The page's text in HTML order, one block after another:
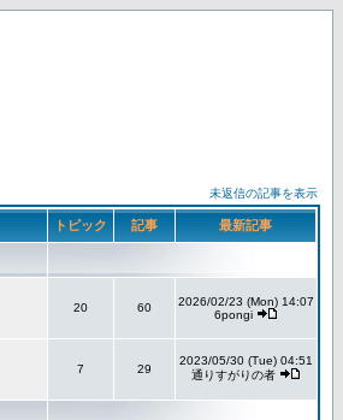
未返信の記事を表示
トピック 記事 最新記事
20 60
2026/02/23 (Mon) 14:07
6pongi
7 29
2023/05/30 (Tue) 04:51
通りすがりの者